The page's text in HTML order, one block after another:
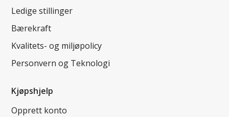
Ledige stillinger
Bærekraft
Kvalitets- og miljøpolicy
Personvern og Teknologi
Kjøpshjelp
Opprett konto